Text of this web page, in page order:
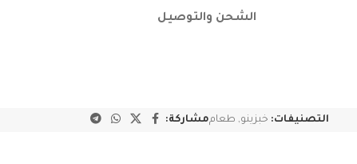
الشحن والتوصيل
التصنيفات: خبزينو, طعاممشاركة: